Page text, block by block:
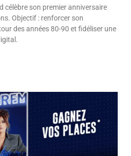
célèbre son premier anniversaire
Objectif : renforcer son
des années 80-90 et fidéliser une